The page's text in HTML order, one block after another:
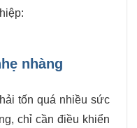
nhàng
tốn quá nhiều sức
chỉ cần điều khiển